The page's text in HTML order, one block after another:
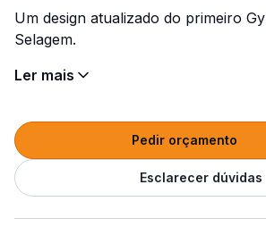
Um design atualizado do primeiro
Selagem.
Ler mais
Pedir orçamento
Esclarecer dúvidas